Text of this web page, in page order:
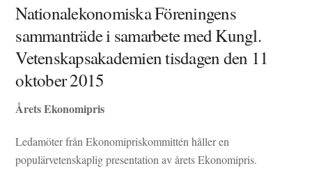
Nationalekonomiska Föreningens
sammanträde i samarbete med Kungl.
Vetenskapsakademien tisdagen den 11
oktober 2015
Årets Ekonomipris
Ledamöter från Ekonomipriskommittén håller en
populärvetenskaplig presentation av årets Ekonomipris.